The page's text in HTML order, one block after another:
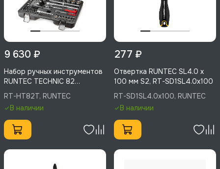
9 630 ₽
Набор ручных инструментов
RUNTEC TECHNIC 82
предмета 1/2", 1/4", RT-
HT82T
RT-HT82T, RUNTEC
В наличии
277 ₽
Отвертка RUNTEC SL4.0 x
100 мм S2, RT-SD1SL4.0x100
RT-SD1SL4.0x100, RUNTEC
В наличии